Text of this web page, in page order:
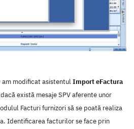
modificat asistentulImport eFactura
există mesaje SPV aferente unor
Facturi furnizori să se poată realiza
Identificarea facturilor se face prin